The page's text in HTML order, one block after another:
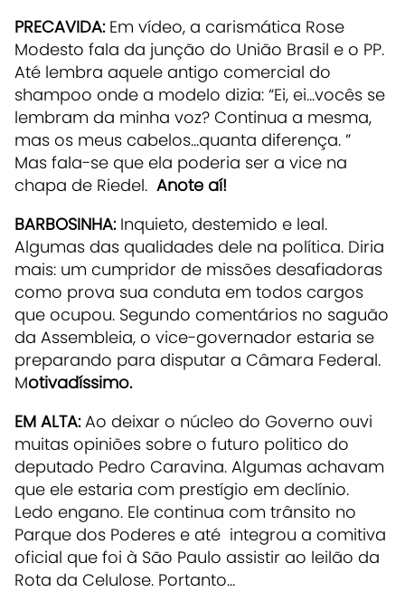
PRECAVIDA:Em vídeo, a carismática Rose
Modesto fala da junção do União Brasil e o PP.
Até lembra aquele antigo comercial do
shampoo onde a modelo dizia: “Ei, ei...vocês se
lembram da minha voz? Continua a mesma,
mas os meus cabelos...quanta diferença. ”
Mas fala-se que ela poderia ser a vice na
chapa de Riedel. Anote aí!
BARBOSINHA:Inquieto, destemido e leal.
Algumas das qualidades dele na política. Diria
mais: um cumpridor de missões desafiadoras
como prova sua conduta em todos cargos
que ocupou. Segundo comentários no saguão
da Assembleia, o vice-governador estaria se
preparando para disputar a Câmara Federal.
Motivadíssimo.
EM ALTA:Ao deixar o núcleo do Governo ouvi
muitas opiniões sobre o futuro politico do
deputado Pedro Caravina. Algumas achavam
que ele estaria com prestígio em declínio.
Ledo engano. Ele continua com trânsito no
Parque dos Poderes e até integrou a comitiva
oficial que foi à São Paulo assistir ao leilão da
Rota da Celulose. Portanto...